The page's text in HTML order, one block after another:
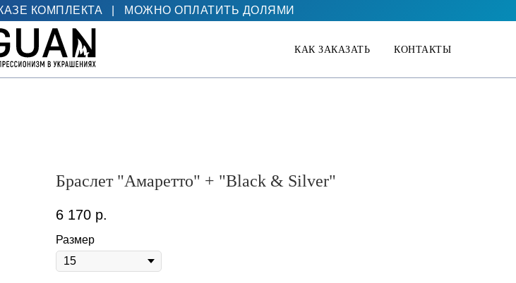
КОМПЛЕКТА МОЖНО ОПЛАТИТЬ ДОЛЯМИ
КАК ЗАКАЗАТЬ КОНТАКТЫ
Браслет "Амаретто" + "Black & Silver"
6 170 р.
Размер